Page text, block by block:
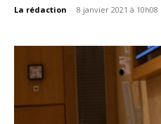
La rédaction - 8 janvier 2021 à 10h08